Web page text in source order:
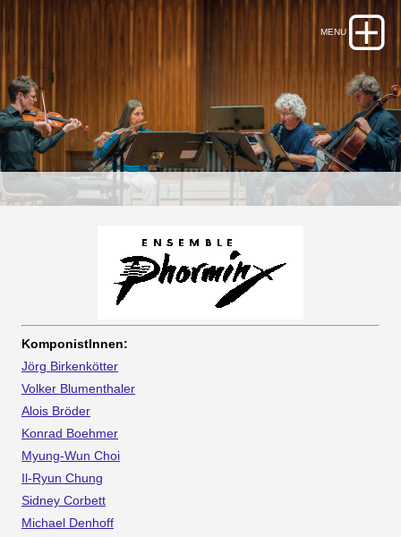
KomponistInnen:
Jörg Birkenkötter
Volker Blumenthaler
Alois Bröder
Konrad Boehmer
Myung-Wun Choi
Il-Ryun Chung
Sidney Corbett
Michael Denhoff